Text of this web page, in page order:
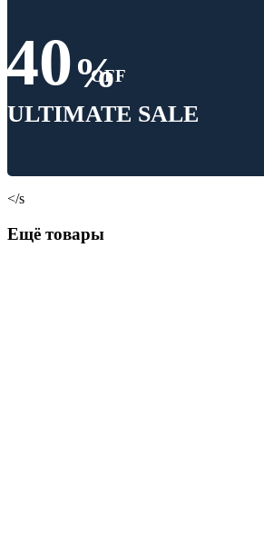
40%
OFF
ULTIMATE SALE
</s
Ещё товары